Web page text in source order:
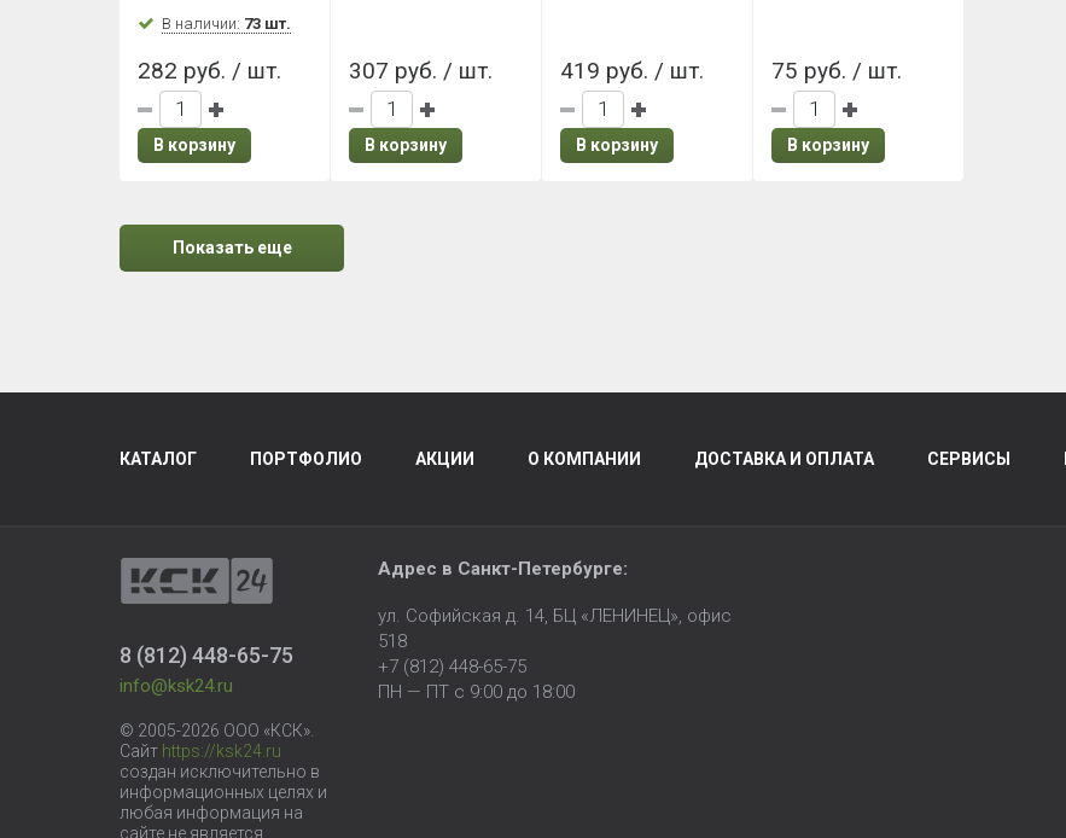
В наличии: 73 шт.
282 руб. / шт.
В корзину
307 руб. / шт.
В корзину
419 руб. / шт.
В корзину
75 руб. / шт.
В корзину
Показать еще
КАТАЛОГ ПОРТФОЛИО АКЦИИ О КОМПАНИИ ДОСТАВКА И ОПЛАТА СЕРВИСЫ
8 (812) 448-65-75
info@ksk24.ru
© 2005-2026 ООО «КСК».
Сайт https://ksk24.ru
создан исключительно в
информационных целях и
любая информация на
сайте не является
Адрес в Санкт-Петербурге:
ул. Софийская д. 14, БЦ «ЛЕНИНЕЦ», офис
518
+7 (812) 448-65-75
ПН — ПТ с 9:00 до 18:00